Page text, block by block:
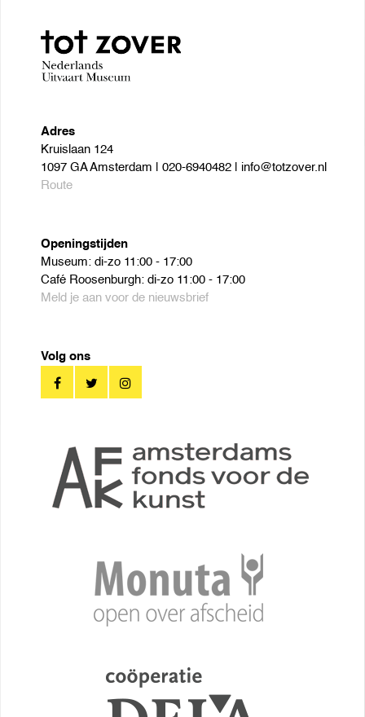
Adres
Kruislaan 124
1097 GA Amsterdam | 020-6940482 | info@totzover.nl
Route
Openingstijden
Museum: di-zo 11:00 - 17:00
Café Roosenburgh: di-zo 11:00 - 17:00
Meld je aan voor de nieuwsbrief
Volg ons